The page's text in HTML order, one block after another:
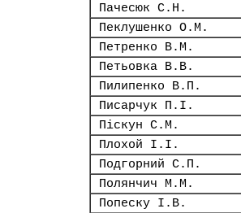
Пачесюк С.Н.
Пеклушенко О.М.
Петренко В.М.
Петьовка В.В.
Пилипенко В.П.
Писарчук П.І.
Піскун С.М.
Плохой І.І.
Подгорний С.П.
Полянчич М.М.
Попеску І.В.